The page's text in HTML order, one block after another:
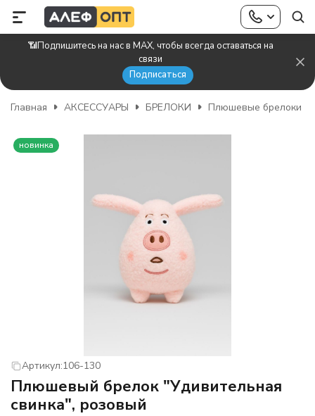
📶Подпишитесь на нас в MAX, чтобы всегда оставаться на
связи
Подписаться
Главная АКСЕССУАРЫ БРЕЛОКИ Плюшевые брелоки
новинка
Артикул:106-130
Плюшевый брелок "Удивительная
свинка", розовый